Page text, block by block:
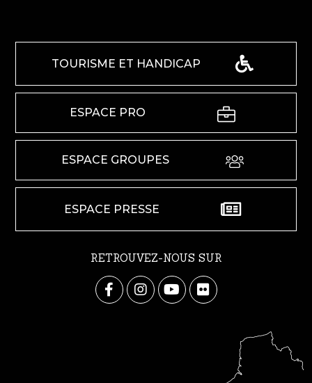
TOURISME ET HANDICAP
ESPACE PRO
ESPACE GROUPES
ESPACE PRESSE
RETROUVEZ-NOUS SUR